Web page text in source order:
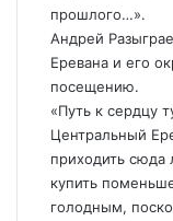
прошлого…».
Андрей
Еревана и его
посещению.
«Путь к сердцу
Центральный
приходить
купить
голодным,